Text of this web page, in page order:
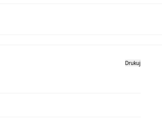
Drukuj